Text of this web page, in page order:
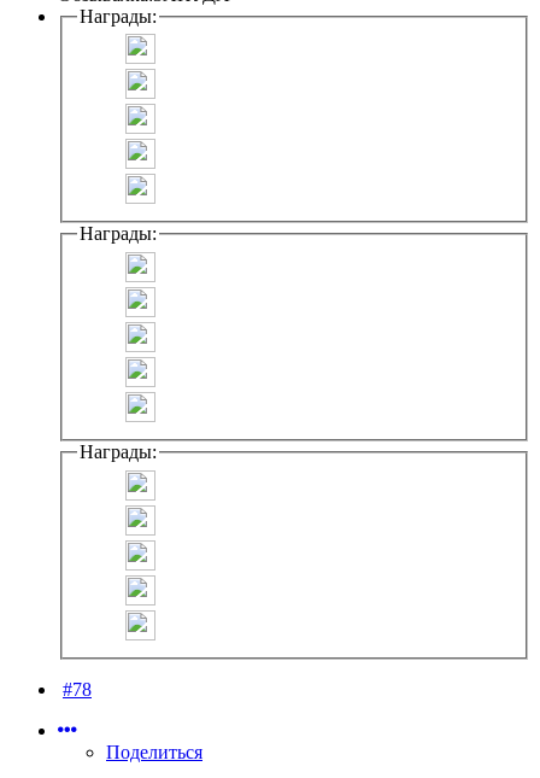
Награды:
Награды:
Награды:
#78
Поделиться